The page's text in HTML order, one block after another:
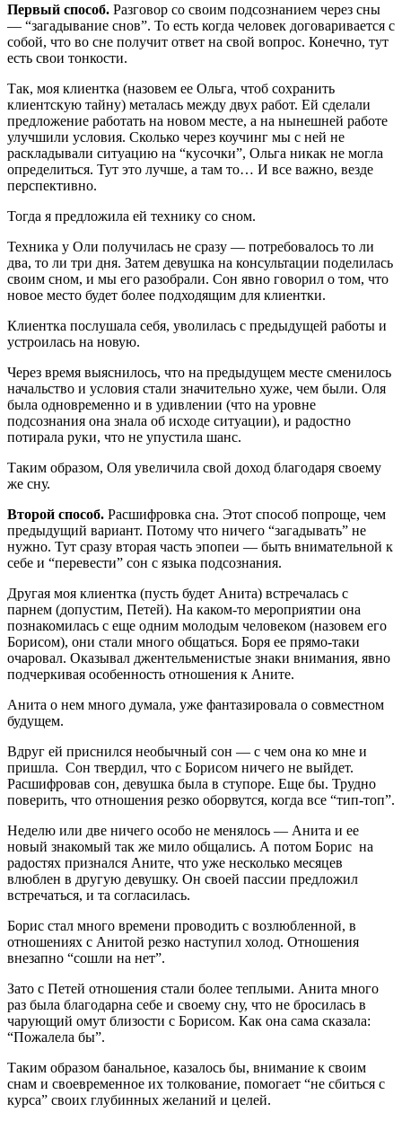
Первый способ. Разговор со своим подсознанием через сны
— “загадывание снов”. То есть когда человек договаривается с
собой, что во сне получит ответ на свой вопрос. Конечно, тут
есть свои тонкости.
Так, моя клиентка (назовем ее Ольга, чтоб сохранить
клиентскую тайну) металась между двух работ. Ей сделали
предложение работать на новом месте, а на нынешней работе
улучшили условия. Сколько через коучинг мы с ней не
раскладывали ситуацию на “кусочки”, Ольга никак не могла
определиться. Тут это лучше, а там то… И все важно, везде
перспективно.
Тогда я предложила ей технику со сном.
Техника у Оли получилась не сразу — потребовалось то ли
два, то ли три дня. Затем девушка на консультации поделилась
своим сном, и мы его разобрали. Сон явно говорил о том, что
новое место будет более подходящим для клиентки.
Клиентка послушала себя, уволилась с предыдущей работы и
устроилась на новую.
Через время выяснилось, что на предыдущем месте сменилось
начальство и условия стали значительно хуже, чем были. Оля
была одновременно и в удивлении (что на уровне
подсознания она знала об исходе ситуации), и радостно
потирала руки, что не упустила шанс.
Таким образом, Оля увеличила свой доход благодаря своему
же сну.
Второй способ. Расшифровка сна. Этот способ попроще, чем
предыдущий вариант. Потому что ничего “загадывать” не
нужно. Тут сразу вторая часть эпопеи — быть внимательной к
себе и “перевести” сон с языка подсознания.
Другая моя клиентка (пусть будет Анита) встречалась с
парнем (допустим, Петей). На каком-то мероприятии она
познакомилась с еще одним молодым человеком (назовем его
Борисом), они стали много общаться. Боря ее прямо-таки
очаровал. Оказывал джентельменистые знаки внимания, явно
подчеркивая особенность отношения к Аните.
Анита о нем много думала, уже фантазировала о совместном
будущем.
Вдруг ей приснился необычный сон — с чем она ко мне и
пришла. Сон твердил, что с Борисом ничего не выйдет.
Расшифровав сон, девушка была в ступоре. Еще бы. Трудно
поверить, что отношения резко оборвутся, когда все “тип-топ”.
Неделю или две ничего особо не менялось — Анита и ее
новый знакомый так же мило общались. А потом Борис на
радостях признался Аните, что уже несколько месяцев
влюблен в другую девушку. Он своей пассии предложил
встречаться, и та согласилась.
Борис стал много времени проводить с возлюбленной, в
отношениях с Анитой резко наступил холод. Отношения
внезапно “сошли на нет”.
Зато с Петей отношения стали более теплыми. Анита много
раз была благодарна себе и своему сну, что не бросилась в
чарующий омут близости с Борисом. Как она сама сказала:
“Пожалела бы”.
Таким образом банальное, казалось бы, внимание к своим
снам и своевременное их толкование, помогает “не сбиться с
курса” своих глубинных желаний и целей.